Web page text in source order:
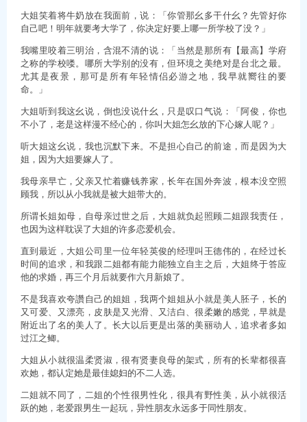
大姐笑着将牛奶放在我面前，说：「你管那幺多干什幺？先管好你
自己吧！明年就要考大学了，你决定好要上哪一所学校了没？」
我嘴里咬着三明治，含混不清的说：「当然是那所有【最高】学府
之称的学校喽。哪所大学别的没有，但环境之美绝对是台北之最。
尤其是夜景，那可是所有年轻情侣必游之地，我早就嚮往的要
命。」
大姐听到我这幺说，倒也没说什幺，只是叹口气说：「阿俊，你也
不小了，老是这样漫不经心的，你叫大姐怎幺放的下心嫁人呢？」
听大姐这幺说，我也沉默下来。不是担心自己的前途，而是因为大
姐，因为大姐要嫁人了。
我母亲早亡，父亲又忙着赚钱养家，长年在国外奔波，根本没空照
顾我，所以从小我就是被大姐带大的。
所谓长姐如母，自母亲过世之后，大姐就负起照顾二姐跟我责任，
也因为这样耽误了大姐的许多恋爱机会。
直到最近，大姐公司里一位年轻英俊的经理叫王德伟的，在经过长
时间的追求，和我跟二姐都有能力能独立自主之后，大姐终于答应
他的求婚，再三个月后就要作六月新娘了。
不是我喜欢夸讚自己的姐姐，我两个姐姐从小就是美人胚子，长的
又可爱、又漂亮，皮肤是又光滑、又洁白、很柔嫩的感觉，早就是
附近出了名的美人了。长大以后更是出落的美丽动人，追求者多如
过江之鲫。
大姐从小就很温柔贤淑，很有贤妻良母的架式，所有的长辈都很喜
欢她，都认定她是最佳媳妇的不二人选。
二姐就不同了，二姐的个性很男性化，很具有野性美，从小就很活
跃的她，老爱跟男生一起玩，异性朋友永远多于同性朋友。